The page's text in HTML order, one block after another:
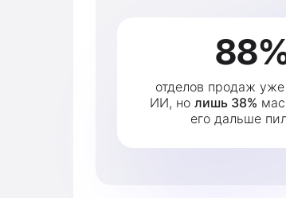
отделов продаж
ИИ, но лишь 38%
его дальше